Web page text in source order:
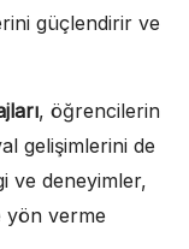
güçlendirir ve
, öğrencilerin
gelişimlerini de
ve deneyimler,
yön verme